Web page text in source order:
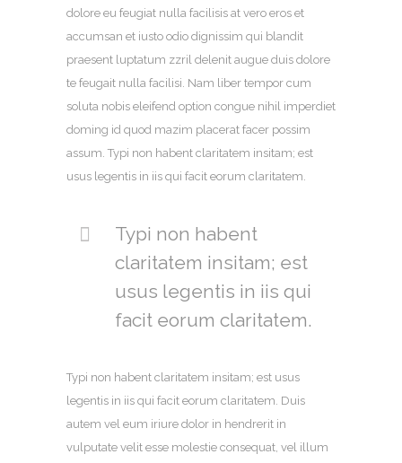
dolore eu feugiat nulla facilisis at vero eros et
accumsan et iusto odio dignissim qui blandit
praesent luptatum zzril delenit augue duis dolore
te feugait nulla facilisi. Nam liber tempor cum
soluta nobis eleifend option congue nihil imperdiet
doming id quod mazim placerat facer possim
assum. Typi non habent claritatem insitam; est
usus legentis in iis qui facit eorum claritatem.
Typi non habent
claritatem insitam; est
usus legentis in iis qui
facit eorum claritatem.
Typi non habent claritatem insitam; est usus
legentis in iis qui facit eorum claritatem. Duis
autem vel eum iriure dolor in hendrerit in
vulputate velit esse molestie consequat, vel illum